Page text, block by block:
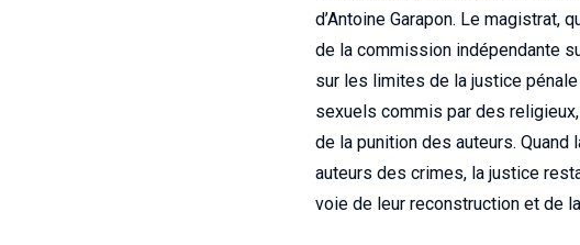
d’Antoine Garapon. Le magistrat,
de la commission indépendante
sur les limites de la justice
sexuels commis par des
de la punition des auteurs.
auteurs des crimes, la justice
voie de leur reconstruction et de